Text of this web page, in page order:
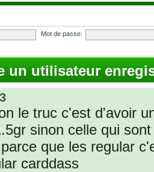
Mot de passe:
un utilisateur
le truc c'est d'avoir
sinon celle qui
que les regular
carddass